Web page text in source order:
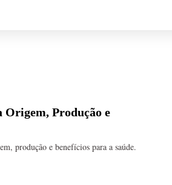
Origem, Produção e
produção e benefícios para a saúde.